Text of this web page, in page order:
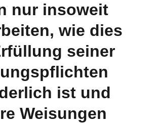
nur insoweit
wie dies
seiner
ist und
Weisungen